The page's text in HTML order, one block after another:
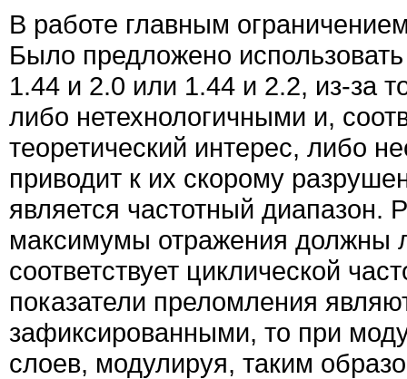
В работе главным
Было предложено
1.44 и 2.0 или 1.44 и 2.2, из-за
либо нетехнологичными и,
теоретический интерес, либо
приводит к их скорому
является частотный диапазон.
максимумы отражения должны
соответствует циклической
показатели преломления
зафиксированными, то при
слоев, модулируя, таким